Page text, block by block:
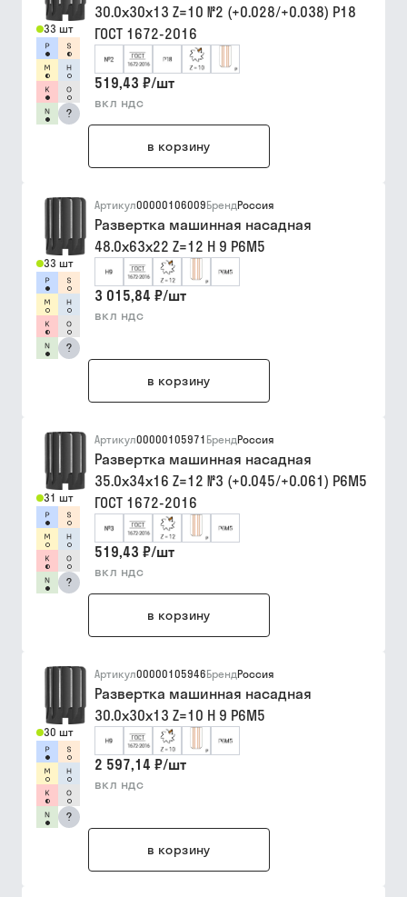
33 шт
?
30.0х30х13 Z=10 №2 (+0.028/+0.038) Р18
ГОСТ 1672-2016
519,43 ₽/шт
вкл ндс
в корзину
33 шт
?
Артикул00000106009БрендРоссия
Развертка машинная насадная
48.0х63х22 Z=12 H 9 Р6М5
3 015,84 ₽/шт
вкл ндс
в корзину
31 шт
?
Артикул00000105971 БрендРоссия
Развертка машинная насадная
35.0х34х16 Z=12 №3 (+0.045/+0.061) Р6М5
ГОСТ 1672-2016
519,43 ₽/шт
вкл ндс
в корзину
30 шт
?
Артикул00000105946БрендРоссия
Развертка машинная насадная
30.0х30х13 Z=10 H 9 Р6М5
2 597,14 ₽/шт
вкл ндс
в корзину